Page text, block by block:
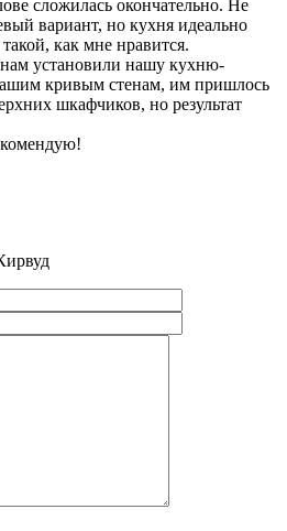
сложилась окончательно. Не
вариант, но кухня идеально
как мне нравится.
установили нашу кухню-
кривым стенам, им пришлось
шкафчиков, но результат